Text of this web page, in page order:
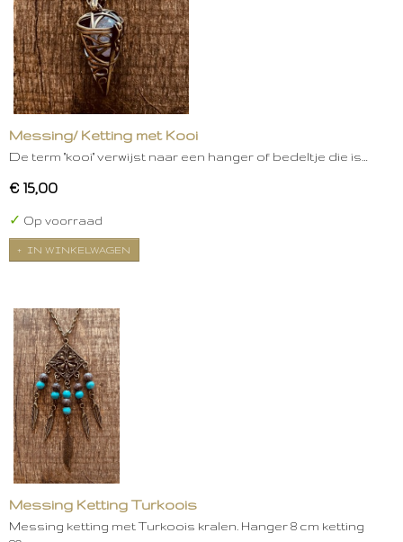
Messing/ Ketting met Kooi
De term "kooi" verwijst naar een hanger of bedeltje die is…
€ 15,00
✓ Op voorraad
IN WINKELWAGEN
Messing Ketting Turkoois
Messing ketting met Turkoois kralen. Hanger 8 cm ketting